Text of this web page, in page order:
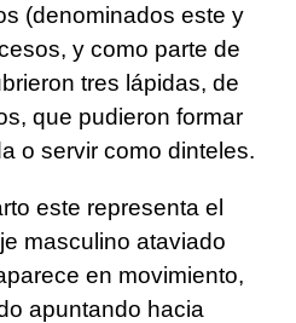
(denominados este y
y como parte de
tres lápidas, de
que pudieron formar
o servir como dinteles.
este representa el
masculino ataviado
en movimiento,
apuntando hacia